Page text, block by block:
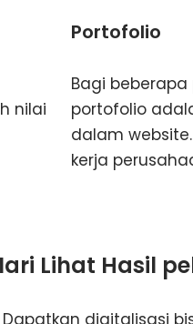
nilai
Portofolio
Bagi
portofolio
dalam
kerja
Lihat Hasil
Dapatkan digitalisasi